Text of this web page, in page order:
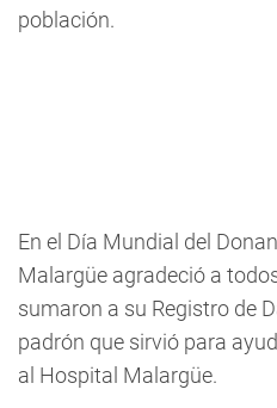
población.
En el Día Mundial del
Malargüe agradeció a
sumaron a su Registro de
padrón que sirvió para
al Hospital Malargüe.